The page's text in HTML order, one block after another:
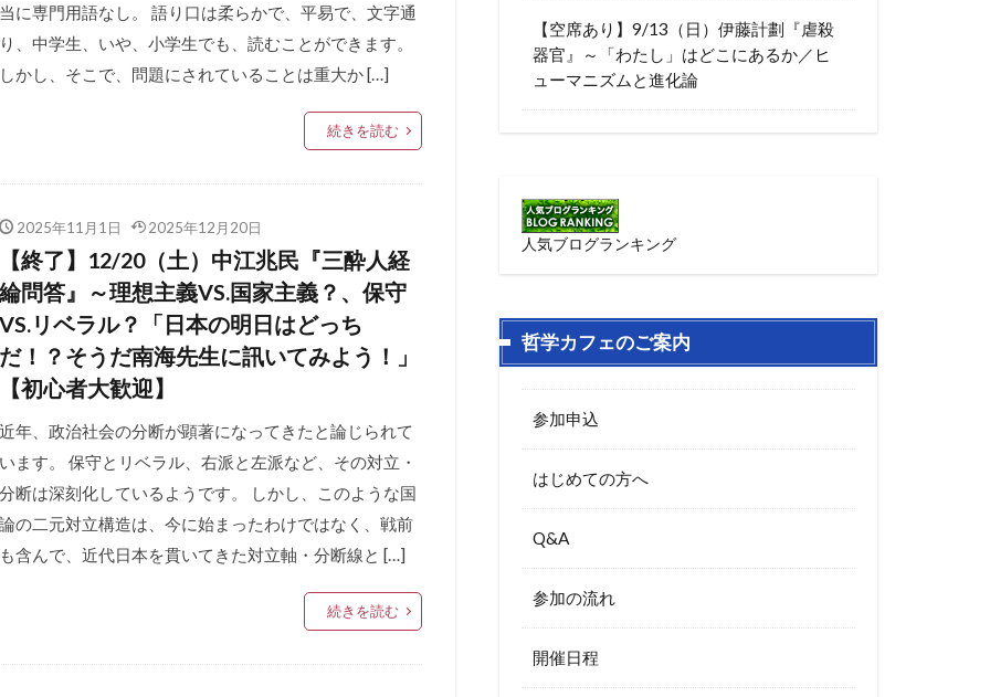
当に専門用語なし。 語り口は柔らかで、平易で、文字通
り、中学生、いや、小学生でも、読むことができます。
しかし、そこで、問題にされていることは重大か […]
続きを読む
2025年11月1日 2025年12月20日
【終了】12/20（土）中江兆民『三酔人経
綸問答』～理想主義VS.国家主義？、保守
VS.リベラル？「日本の明日はどっち
だ！？そうだ南海先生に訊いてみよう！」
【初心者大歓迎】
近年、政治社会の分断が顕著になってきたと論じられて
います。 保守とリベラル、右派と左派など、その対立・
分断は深刻化しているようです。 しかし、このような国
論の二元対立構造は、今に始まったわけではなく、戦前
も含んで、近代日本を貫いてきた対立軸・分断線と […]
続きを読む
【空席あり】9/13（日）伊藤計劃『虐殺
器官』～「わたし」はどこにあるか／ヒ
ューマニズムと進化論
人気ブログランキング
哲学カフェのご案内
参加申込
はじめての方へ
Q&A
参加の流れ
開催日程